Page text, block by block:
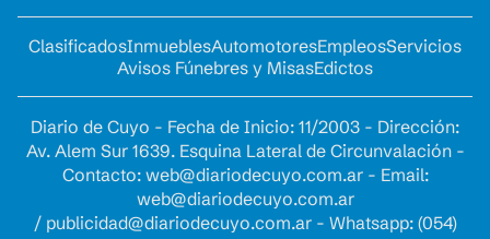
ClasificadosInmueblesAutomotoresEmpleosServicios
Avisos Fúnebres y MisasEdictos
Diario de Cuyo - Fecha de Inicio: 11/2003 - Dirección:
Av. Alem Sur 1639. Esquina Lateral de Circunvalación -
Contacto: web@diariodecuyo.com.ar- Email:
web@diariodecuyo.com.ar
/ publicidad@diariodecuyo.com.ar- Whatsapp: (054)